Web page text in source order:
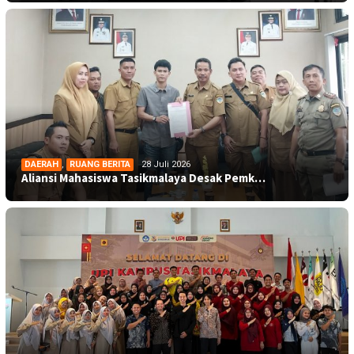
DAERAH , RUANG BERITA 28 Juli 2026
Aliansi Mahasiswa Tasikmalaya Desak Pemk…